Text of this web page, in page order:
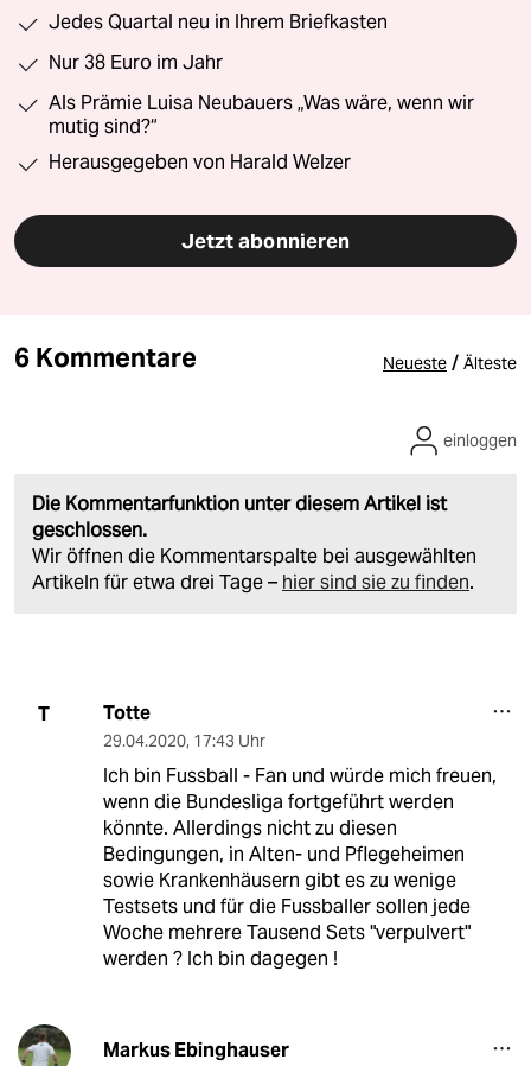
Jedes Quartal neu in Ihrem Briefkasten
Nur 38 Euro im Jahr
Als Prämie Luisa Neubauers „Was wäre, wenn wir
mutig sind?“
Herausgegeben von Harald Welzer
Jetzt abonnieren
6 Kommentare Neueste / Älteste
Die Kommentarfunktion unter diesem Artikel ist
geschlossen.
Wir öffnen die Kommentarspalte bei ausgewählten
Artikeln für etwa drei Tage – hier sind sie zu finden.
einloggen
T Totte
29.04.2020, 17:43 Uhr
Ich bin Fussball - Fan und würde mich freuen,
wenn die Bundesliga fortgeführt werden
könnte. Allerdings nicht zu diesen
Bedingungen, in Alten- und Pflegeheimen
sowie Krankenhäusern gibt es zu wenige
Testsets und für die Fussballer sollen jede
Woche mehrere Tausend Sets "verpulvert"
werden ? Ich bin dagegen !
Markus Ebinghauser